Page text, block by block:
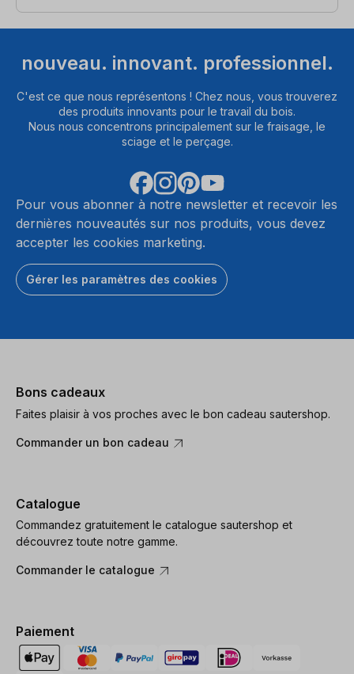
nouveau. innovant. professionnel.
C'est ce que nous représentons ! Chez nous, vous trouverez
des produits innovants pour le travail du bois.
Nous nous concentrons principalement sur le fraisage, le
sciage et le perçage.
Pour vous abonner à notre newsletter et recevoir les
dernières nouveautés sur nos produits, vous devez
accepter les cookies marketing.
Gérer les paramètres des cookies
Bons cadeaux
Faites plaisir à vos proches avec le bon cadeau sautershop.
Commander un bon cadeau
Catalogue
Commandez gratuitement le catalogue sautershop et
découvrez toute notre gamme.
Commander le catalogue
Paiement